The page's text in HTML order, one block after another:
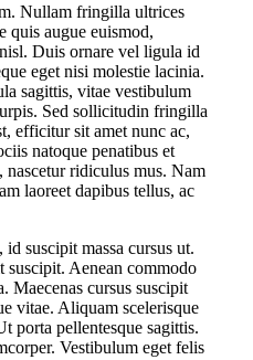
Nullam fringilla ultrices
quis augue euismod,
Duis ornare vel ligula id
eget nisi molestie lacinia.
sagittis, vitae vestibulum
Sed sollicitudin fringilla
efficitur sit amet nunc ac,
natoque penatibus et
nascetur ridiculus mus. Nam
laoreet dapibus tellus, ac
suscipit massa cursus ut.
suscipit. Aenean commodo
Maecenas cursus suscipit
vitae. Aliquam scelerisque
porta pellentesque sagittis.
Vestibulum eget felis